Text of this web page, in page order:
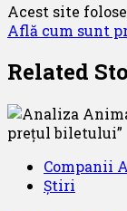
Acest site
Află cum sunt
Related
Companii
Știri